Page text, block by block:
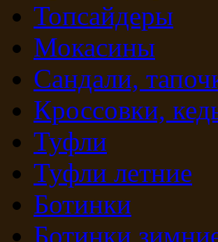
Топсайдеры
Мокасины
Сандали,
Кроссовки,
Туфли
Туфли летние
Ботинки
Ботинки